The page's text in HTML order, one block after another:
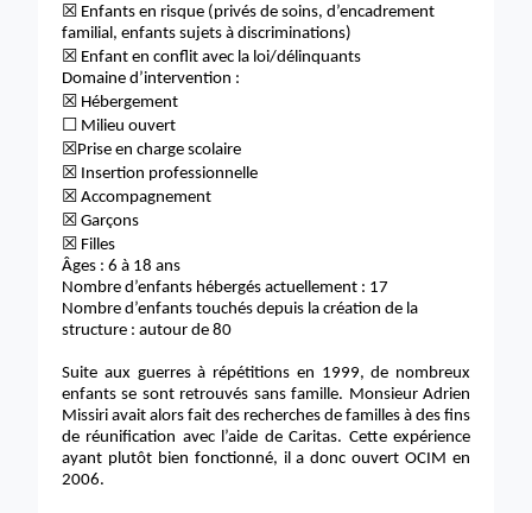
☒ Enfants en risque (privés de soins, d’encadrement
familial, enfants sujets à discriminations)
☒ Enfant en conflit avec la loi/délinquants
Domaine d’intervention :
☒ Hébergement
☐ Milieu ouvert
☒Prise en charge scolaire
☒ Insertion professionnelle
☒ Accompagnement
☒ Garçons
☒ Filles
Âges : 6 à 18 ans
Nombre d’enfants hébergés actuellement : 17
Nombre d’enfants touchés depuis la création de la
structure : autour de 80
Suite aux guerres à répétitions en 1999, de nombreux
enfants se sont retrouvés sans famille. Monsieur Adrien
Missiri avait alors fait des recherches de familles à des fins
de réunification avec l’aide de Caritas. Cette expérience
ayant plutôt bien fonctionné, il a donc ouvert OCIM en
2006.